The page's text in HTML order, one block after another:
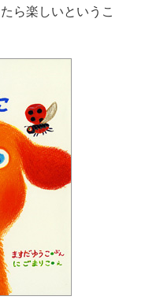
ら楽しいというこ